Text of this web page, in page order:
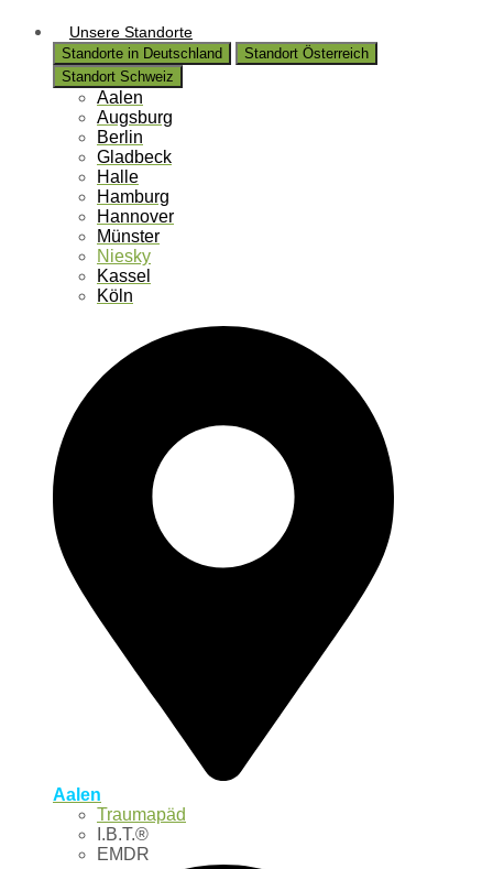
Unsere Standorte
Standorte in Deutschland
Standort Österreich
Standort Schweiz
Aalen
Augsburg
Berlin
Gladbeck
Halle
Hamburg
Hannover
Münster
Niesky
Kassel
Köln
Aalen
Traumapäd
I.B.T.®
EMDR